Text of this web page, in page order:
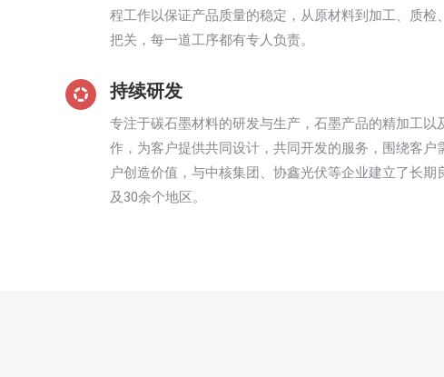
程工作以保证产品质量的稳定，从原材料到加工、质检
把关，每一道工序都有专人负责。
持续研发
专注于碳石墨材料的研发与生产，石墨产品的精加工以
作，为客户提供共同设计，共同开发的服务，围绕客户
户创造价值，与中核集团、协鑫光伏等企业建立了长期
及30余个地区。